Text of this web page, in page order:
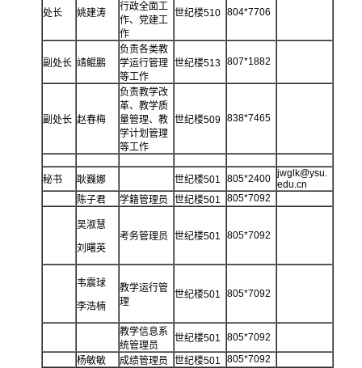
处长 姚建涛
行政全面工
作、党建工
作
世纪楼510 804*7706
副处长 靖鲲鹏
负责各类教
学运行管理
等工作
世纪楼513 807*1882
副处长 赵春梅
负责教学改
革、教学质
量管理、教
学计划管理
等工作
世纪楼509 838*7465
秘书 耿巍娜 世纪楼501 805*2400 jwglk@ysu.
edu.cn
陈子君
学籍管理员 世纪楼501 805*7092
吴淑慧
刘曙英
考务管理员 世纪楼501 805*7092
韦震球
李浩楠
教学运行管
理
世纪楼501 805*7092
教学信息系
统管理员
世纪楼501 805*7092
杨敏敏 成绩管理员 世纪楼501
805*7092